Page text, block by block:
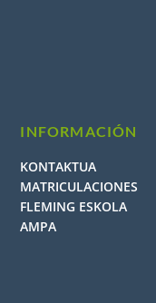
INFORMACIÓN
KONTAKTUA
MATRICULACIONES
FLEMING ESKOLA
AMPA